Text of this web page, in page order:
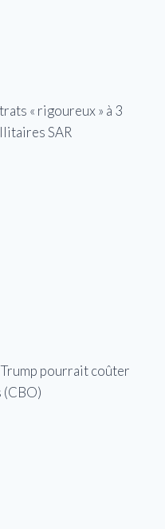
« rigoureux » à 3
SAR
pourrait coûter
(CBO)